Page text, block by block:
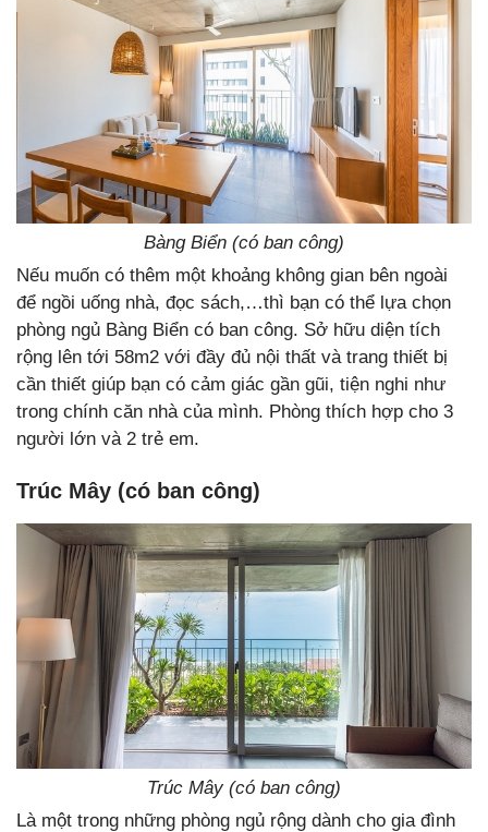
Bàng Biển (có ban công)
Nếu muốn có thêm một khoảng không gian bên ngoài
để ngồi uống nhà, đọc sách,…thì bạn có thể lựa chọn
phòng ngủ Bàng Biển có ban công. Sở hữu diện tích
rộng lên tới 58m2 với đầy đủ nội thất và trang thiết bị
cần thiết giúp bạn có cảm giác gần gũi, tiện nghi như
trong chính căn nhà của mình. Phòng thích hợp cho 3
người lớn và 2 trẻ em.
Trúc Mây (có ban công)
Trúc Mây (có ban công)
Là một trong những phòng ngủ rộng dành cho gia đình